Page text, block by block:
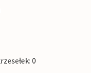
0